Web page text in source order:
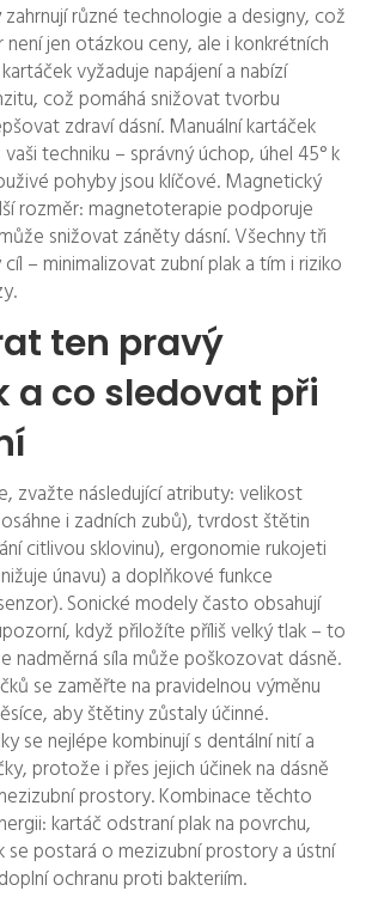
zahrnují různé technologie a designy, což
jen otázkou ceny, ale i konkrétních
vyžaduje napájení a nabízí
což pomáhá snižovat tvorbu
zdraví dásní. Manuální kartáček
techniku – správný úchop, úhel 45° k
pohyby jsou klíčové. Magnetický
rozměr: magnetoterapie podporuje
snižovat záněty dásní. Všechny tři
– minimalizovat zubní plak a tím i riziko
ten pravý
a co sledovat při
zvažte následující atributy: velikost
i zadních zubů), tvrdost štětin
citlivou sklovinu), ergonomie rukojeti
únavu) a doplňkové funkce
Sonické modely často obsahují
když přiložíte příliš velký tlak – to
nadměrná síla může poškozovat dásně.
se zaměřte na pravidelnou výměnu
aby štětiny zůstaly účinné.
se nejlépe kombinují s dentální nití a
protože i přes jejich účinek na dásně
prostory. Kombinace těchto
kartáč odstraní plak na povrchu,
se postará o mezizubní prostory a ústní
ochranu proti bakteriím.